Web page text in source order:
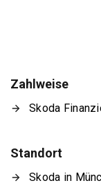
Zahlweise
Skoda
Standort
Skoda in